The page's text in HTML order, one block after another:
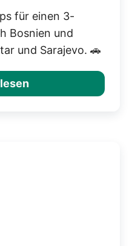
für einen 3-
Bosnien und
und Sarajevo. 🚗